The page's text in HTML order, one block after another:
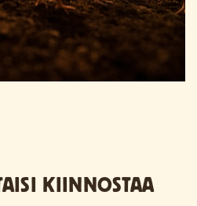
KIINNOSTAA